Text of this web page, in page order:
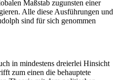
Maßstab zugunsten einer
Alle diese Ausführungen und
sind für sich genommen
in mindestens dreierlei Hinsicht
zum einen die behauptete